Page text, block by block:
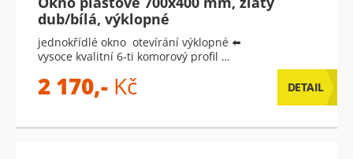
dub/bílá, výklopné
jednokřídlé okno otevírání výklopné ⬅️
vysoce kvalitní 6-ti komorový profil …
2 170,- Kč DETAIL